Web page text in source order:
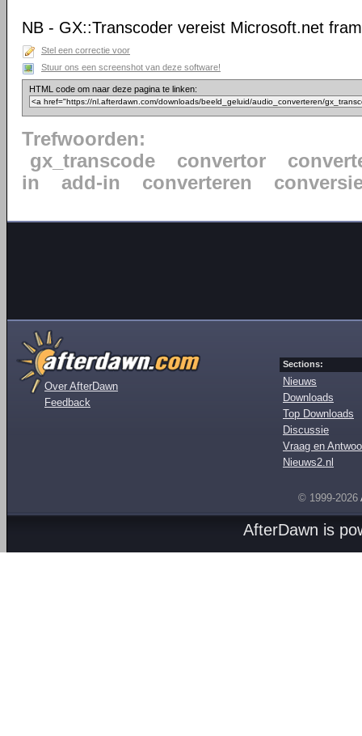
NB - GX::Transcoder vereist Microsoft.net
Stel een correctie voor
Stuur ons een screenshot van deze software!
HTML code om naar deze pagina te linken:
Trefwoorden:
gx_transcode
convertor
in
add-in converteren
Over AfterDawn
Feedback
Sections:
Nieuws
Downloads
Top Downloads
Discussie
Vraag en
Nieuws2.nl
© 1999-2026
AfterDawn is